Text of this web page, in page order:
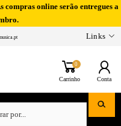
compras online serão entregues a
Links
0
Carrinho Conta